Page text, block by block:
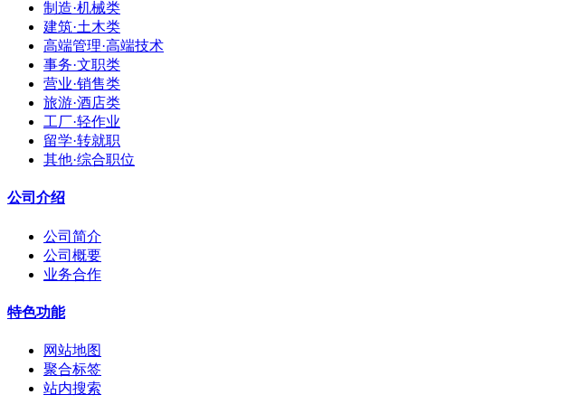
制造·机械类
建筑·土木类
高端管理·高端技术
事务·文职类
营业·销售类
旅游·酒店类
工厂·轻作业
留学·转就职
其他·综合职位
公司介绍
公司简介
公司概要
业务合作
特色功能
网站地图
聚合标签
站内搜索